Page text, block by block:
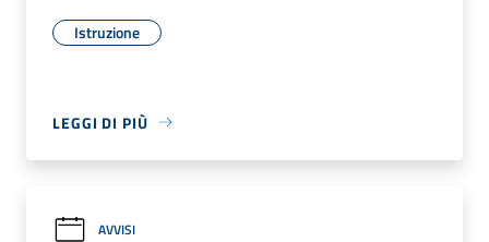
Istruzione
LEGGI DI PIÙ
AVVISI